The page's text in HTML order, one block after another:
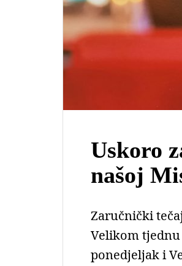
Uskoro
našoj
Zaručnički
Velikom tjednu
ponedjeljak i